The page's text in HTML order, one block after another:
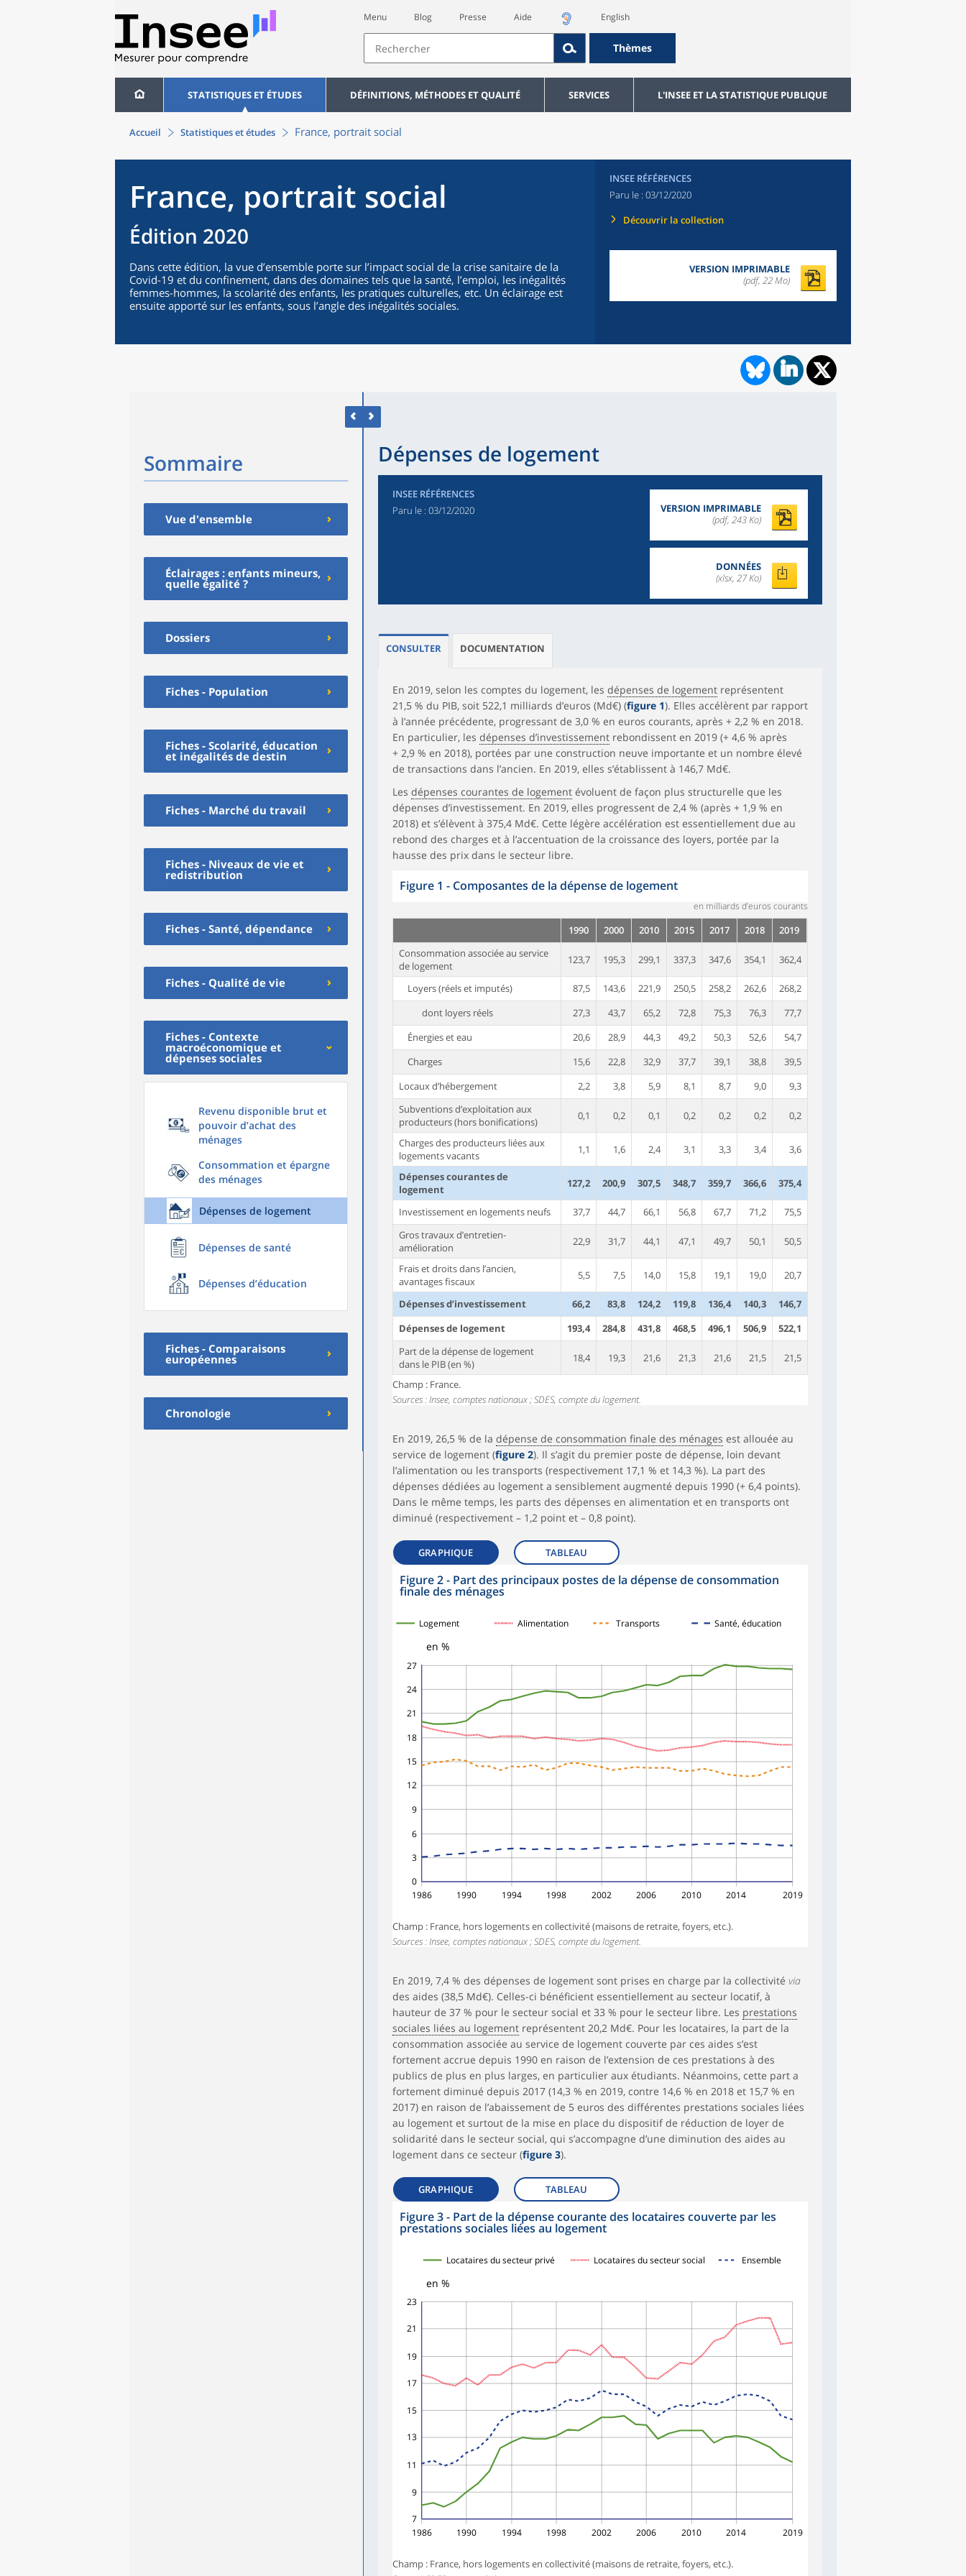
Menu Blog Presse Aide English
Thèmes
STATISTIQUES ET ÉTUDES DÉFINITIONS, MÉTHODES ET QUALITÉ SERVICES L'INSEE ET LA STATISTIQUE PUBLIQUE
Accueil Statistiques et études France, portrait social
France, portrait social
Édition 2020
Dans cette édition, la vue d’ensemble porte sur l’impact social de la crise sanitaire de la
Covid-19 et du confinement, dans des domaines tels que la santé, l’emploi, les inégalités
femmes-hommes, la scolarité des enfants, les pratiques culturelles, etc. Un éclairage est
ensuite apporté sur les enfants, sous l’angle des inégalités sociales.
INSEE RÉFÉRENCES
Paru le : 03/12/2020
Découvrir la collection
VERSION IMPRIMABLE
(pdf, 22 Mo)
Sommaire
Vue d'ensemble
Éclairages : enfants mineurs,
quelle égalité ?
Dossiers
Fiches - Population
Fiches - Scolarité, éducation
et inégalités de destin
Fiches - Marché du travail
Fiches - Niveaux de vie et
redistribution
Fiches - Santé, dépendance
Fiches - Qualité de vie
Fiches - Contexte
macroéconomique et
dépenses sociales
Revenu disponible brut et
pouvoir d’achat des
ménages
Consommation et épargne
des ménages
Dépenses de logement
Dépenses de santé
Dépenses d’éducation
Fiches - Comparaisons
européennes
Chronologie
Dépenses de logement
INSEE RÉFÉRENCES
Paru le : 03/12/2020
VERSION IMPRIMABLE
(pdf, 243 Ko)
DONNÉES
(xlsx, 27 Ko)
CONSULTER DOCUMENTATION
En 2019, selon les comptes du logement, les dépenses de logementreprésentent
21,5 % du PIB, soit 522,1 milliards d’euros (Md€) (figure 1). Elles accélèrent par rapport
à l’année précédente, progressant de 3,0 % en euros courants, après + 2,2 % en 2018.
En particulier, les dépenses d’investissementrebondissent en 2019 (+ 4,6 % après
+ 2,9 % en 2018), portées par une construction neuve importante et un nombre élevé
de transactions dans l’ancien. En 2019, elles s’établissent à 146,7 Md€.
Les dépenses courantes de logementévoluent de façon plus structurelle que les
dépenses d’investissement. En 2019, elles progressent de 2,4 % (après + 1,9 % en
2018) et s’élèvent à 375,4 Md€. Cette légère accélération est essentiellement due au
rebond des charges et à l’accentuation de la croissance des loyers, portée par la
hausse des prix dans le secteur libre.
Figure 1 - Composantes de la dépense de logement
en milliards d’euros courants
1990 2000 2010 2015 2017 2018
2019
Consommation associée au service
de logement
123,7 195,3 299,1 337,3 347,6 354,1 362,4
Loyers (réels et imputés) 87,5 143,6 221,9 250,5 258,2 262,6
268,2
dont loyers réels
27,3 43,7 65,2 72,8 75,3 76,3
77,7
Énergies et eau
20,6 28,9 44,3 49,2 50,3 52,6
54,7
Charges
15,6 22,8 32,9 37,7 39,1 38,8
39,5
Locaux d’hébergement
2,2 3,8 5,9 8,1 8,7 9,0
9,3
Subventions d’exploitation aux
producteurs (hors bonifications)
0,1 0,2 0,1 0,2 0,2 0,2 0,2
Charges des producteurs liées aux
logements vacants
1,1 1,6 2,4 3,1 3,3 3,4 3,6
Dépenses courantes de
logement
127,2 200,9 307,5 348,7 359,7 366,6 375,4
Investissement en logements neufs 37,7 44,7 66,1 56,8 67,7 71,2
75,5
Gros travaux d’entretien-
amélioration
22,9 31,7 44,1 47,1 49,7 50,1 50,5
Frais et droits dans l’ancien,
avantages fiscaux
5,5 7,5 14,0 15,8 19,1 19,0 20,7
Dépenses d’investissement 66,2 83,8 124,2 119,8 136,4 140,3
146,7
Dépenses de logement
193,4 284,8 431,8 468,5 496,1 506,9
522,1
Part de la dépense de logement
dans le PIB (en %)
18,4 19,3 21,6 21,3 21,6 21,5 21,5
Champ : France.
Sources : Insee, comptes nationaux ; SDES, compte du logement.
En 2019, 26,5 % de la dépense de consommation finale des ménages est allouée au
service de logement (figure 2). Il s’agit du premier poste de dépense, loin devant
l’alimentation ou les transports (respectivement 17,1 % et 14,3 %). La part des
dépenses dédiées au logement a sensiblement augmenté depuis 1990 (+ 6,4 points).
Dans le même temps, les parts des dépenses en alimentation et en transports ont
diminué (respectivement – 1,2 point et – 0,8 point).
GRAPHIQUE TABLEAU
Figure 2 - Part des principaux postes de la dépense de consommation
finale des ménages
0
3
6
9
12
15
18
21
24
27
en %
1986 1990 1994 1998 2002 2006 2010 2014 2019
Logement Alimentation Transports Santé, éducation
Champ : France, hors logements en collectivité (maisons de retraite, foyers, etc.).
Sources : Insee, comptes nationaux ; SDES, compte du logement.
En 2019, 7,4 % des dépenses de logement sont prises en charge par la collectivité via
des aides (38,5 Md€). Celles-ci bénéficient essentiellement au secteur locatif, à
hauteur de 37 % pour le secteur social et 33 % pour le secteur libre. Les prestations
sociales liées au logementreprésentent 20,2 Md€. Pour les locataires, la part de la
consommation associée au service de logement couverte par ces aides s’est
fortement accrue depuis 1990 en raison de l’extension de ces prestations à des
publics de plus en plus larges, en particulier aux étudiants. Néanmoins, cette part a
fortement diminué depuis 2017 (14,3 % en 2019, contre 14,6 % en 2018 et 15,7 % en
2017) en raison de l’abaissement de 5 euros des différentes prestations sociales liées
au logement et surtout de la mise en place du dispositif de réduction de loyer de
solidarité dans le secteur social, qui s’accompagne d’une diminution des aides au
logement dans ce secteur (figure 3).
GRAPHIQUE TABLEAU
Figure 3 - Part de la dépense courante des locataires couverte par les
prestations sociales liées au logement
7
9
11
13
15
17
19
21
23
en %
1986 1990 1994 1998 2002 2006 2010 2014 2019
Locataires du secteur privé Locataires du secteur social Ensemble
Champ : France, hors logements en collectivité (maisons de retraite, foyers, etc.).